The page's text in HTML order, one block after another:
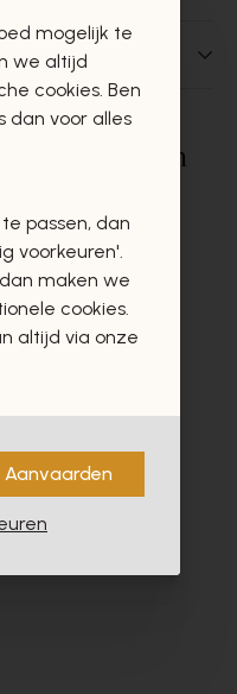
u zeker en
mogelijk te
we altijd
cookies. Ben
dan voor alles
passen, dan
voorkeuren'.
maken we
cookies.
altijd via onze
Aanvaarden